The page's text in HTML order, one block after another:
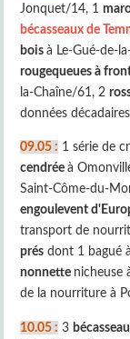
Jonquet/14, 1
bécasseaux de
boisà Le-Gué-de-
rougequeues à
la-Chaîne/61, 2
données
09.05 : 1 série de
cendréeà
Saint-Côme-du-
engoulevent
transport de
prés dont 1 bagué
nonnette nicheuse
de la nourriture à
10.05 : 3